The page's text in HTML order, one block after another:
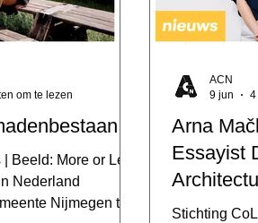
Beeld: More or Less
Nederland
Nijmegen tien
om te lezen
Arna
Essayist
Stichting
ACN
9 jun
4